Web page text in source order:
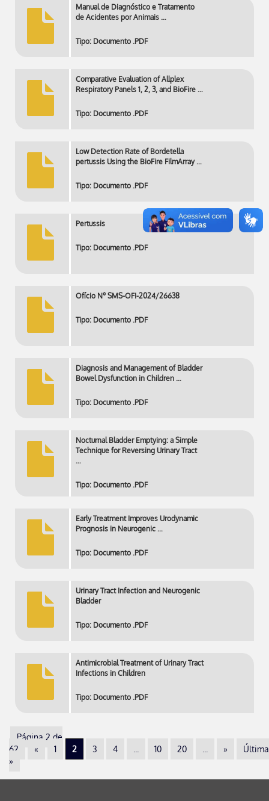
Manual de Diagnóstico e Tratamento
de Acidentes por Animais …
Tipo: Documento .PDF
Comparative Evaluation of Allplex
Respiratory Panels 1, 2, 3, and BioFire …
Tipo: Documento .PDF
Low Detection Rate of Bordetella
pertussis Using the BioFire FilmArray …
Tipo: Documento .PDF
Pertussis
Tipo: Documento .PDF
Ofício Nº SMS-OFI-2024/26638
Tipo: Documento .PDF
Diagnosis and Management of Bladder
Bowel Dysfunction in Children …
Tipo: Documento .PDF
Nocturnal Bladder Emptying: a Simple
Technique for Reversing Urinary Tract
…
Tipo: Documento .PDF
Early Treatment Improves Urodynamic
Prognosis in Neurogenic …
Tipo: Documento .PDF
Urinary Tract Infection and Neurogenic
Bladder
Tipo: Documento .PDF
Antimicrobial Treatment of Urinary Tract
Infections in Children
Tipo: Documento .PDF
Página 2 de
62
« 1 2 3 4 10 20 »
Última
»